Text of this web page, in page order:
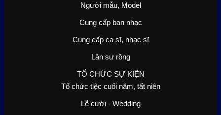
Người mẫu, Model
Cung cấp ban nhạc
Cung cấp ca sĩ, nhạc sĩ
Lân sư rồng
TỔ CHỨC SỰ KIỆN
Tổ chức tiệc cuối năm, tất niên
Lễ cưới - Wedding